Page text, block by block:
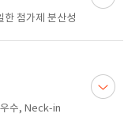
한 첨가제 분산성
수, Neck-in